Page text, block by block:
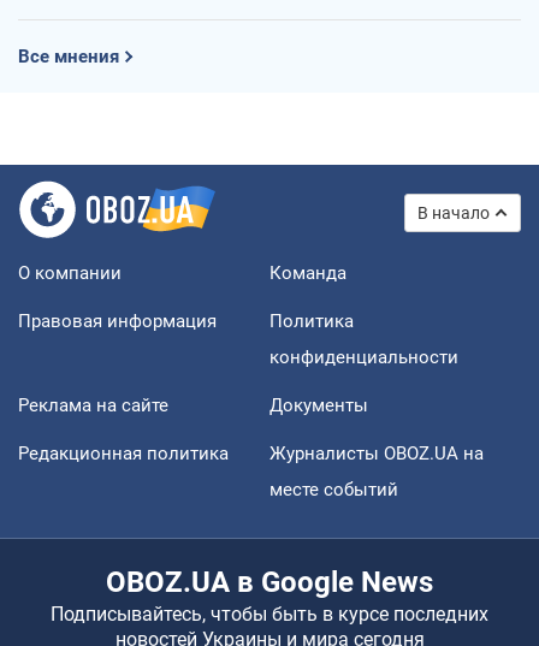
Все мнения
В начало
О компании Команда
Правовая информация
Политика
конфиденциальности
Реклама на сайте Документы
Редакционная политика
Журналисты OBOZ.UA на
месте событий
OBOZ.UA в Google News
Подписывайтесь, чтобы быть в курсе последних
новостей Украины и мира сегодня